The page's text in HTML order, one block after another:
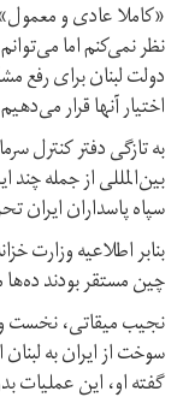
«کاملا عادی و
نظر نمی‌کنم اما
دولت لبنان برای رفع
اختیار آنها قرار
به تازگی دفتر کنترل
بین‌المللی از جمله چند
سپاه پاسداران ایران
بنابر اطلاعیه وزارت
چین مستقر بودند ده‌ها
نجیب میقاتی، نخست
سوخت از ایران به
گفته او، این عملیات